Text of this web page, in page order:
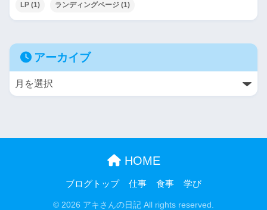
LP (1) ランディングページ (1)
アーカイブ
HOME
ブログトップ 仕事 食事 学び
© 2026 アキさんの日記 All rights reserved.